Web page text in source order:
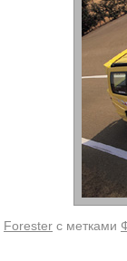
Forester с метками